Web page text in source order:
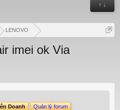
↑ ↓
LENOVO
imei ok Via
Doanh Quản lý forum